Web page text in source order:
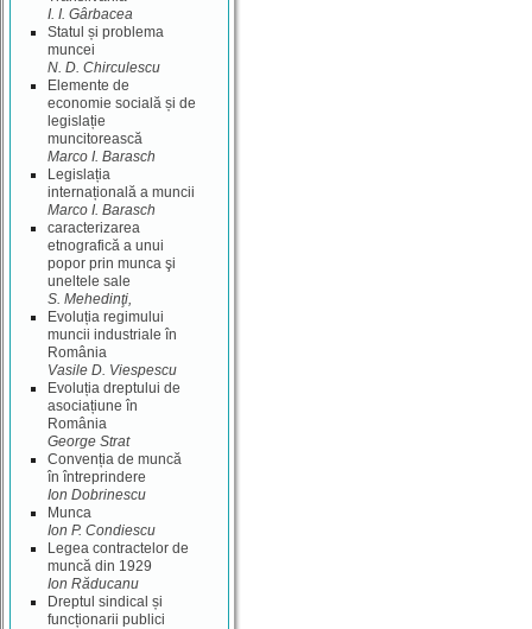
I. I. Gârbacea
Statul și problema
muncei
N. D. Chirculescu
Elemente de
economie socială și de
legislație
muncitorească
Marco I. Barasch
Legislația
internațională a muncii
Marco I. Barasch
caracterizarea
etnografică a unui
popor prin munca şi
uneltele sale
S. Mehedinţi,
Evoluția regimului
muncii industriale în
România
Vasile D. Viespescu
Evoluția dreptului de
asociațiune în
România
George Strat
Convenția de muncă
în întreprindere
Ion Dobrinescu
Munca
Ion P. Condiescu
Legea contractelor de
muncă din 1929
Ion Răducanu
Dreptul sindical și
funcționarii publici